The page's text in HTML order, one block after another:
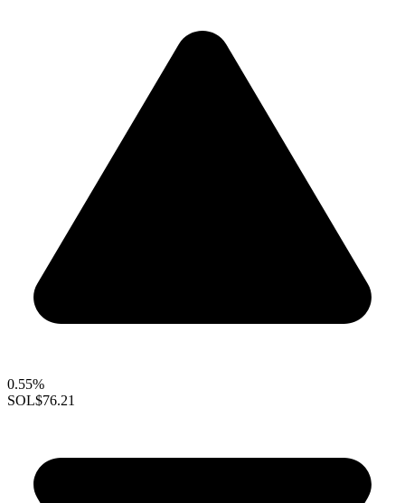
0.55%
SOL$76.21